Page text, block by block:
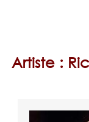
Artiste :